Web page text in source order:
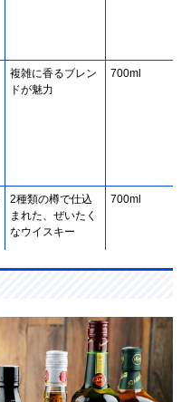
複雑に香るブレン
ドが魅力
700ml
2種類の樽で仕込
まれた、ぜいたく
なウイスキー
700ml
スモーキーな香り
の余韻が長く続く
ダブルエイジ製法
で初心者にピッタ
700ml